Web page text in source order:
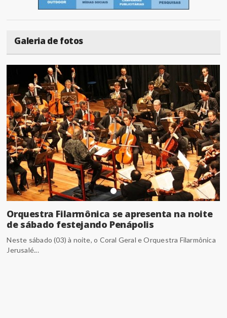
Galeria de fotos
Orquestra Filarmônica se apresenta na noite
de sábado festejando Penápolis
Neste sábado (03) à noite, o Coral Geral e Orquestra Filarmônica
Jerusalé...